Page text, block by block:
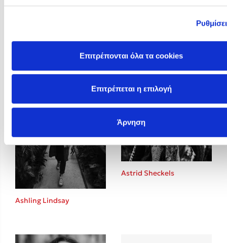
Επιτρέπονται όλα τα cookies
Επιτρέπεται η επιλογή
Άρνηση
Ashling Lindsay
Astrid Sheckels